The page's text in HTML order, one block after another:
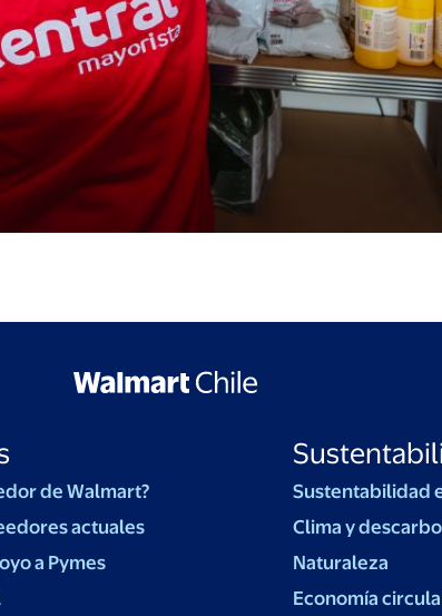
de Walmart?
actuales
a Pymes
Sustentabilidad
Clima y
Naturaleza
Economía